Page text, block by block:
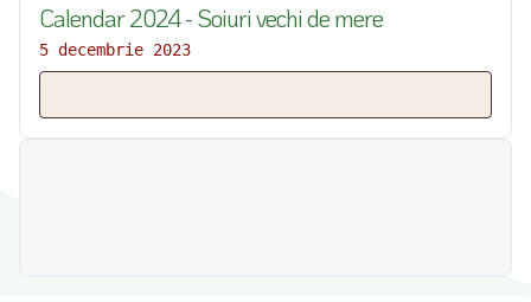
Calendar 2024 - Soiuri vechi de mere
5 decembrie 2023